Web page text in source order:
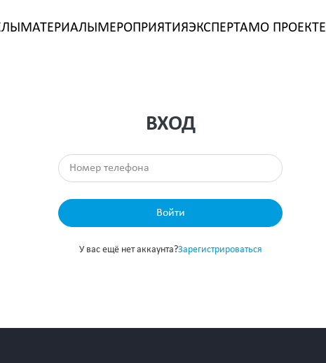
МАТЕРИАЛЫ МЕРОПРИЯТИЯЭКСПЕРТАМО ПРОЕКТЕ
ВХОД
Войти
У вас ещё нет аккаунта?Зарегистрироваться